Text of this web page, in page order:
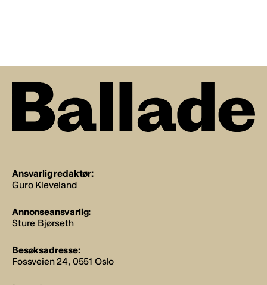
Ansvarlig redaktør:
Guro Kleveland
Annonseansvarlig:
Sture Bjørseth
Besøksadresse:
Fossveien 24, 0551 Oslo